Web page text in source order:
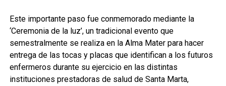
Este importante paso fue conmemorado mediante la
‘Ceremonia de la luz’, un tradicional evento que
semestralmente se realiza en la Alma Mater para hacer
entrega de las tocas y placas que identifican a los futuros
enfermeros durante su ejercicio en las distintas
instituciones prestadoras de salud de Santa Marta,